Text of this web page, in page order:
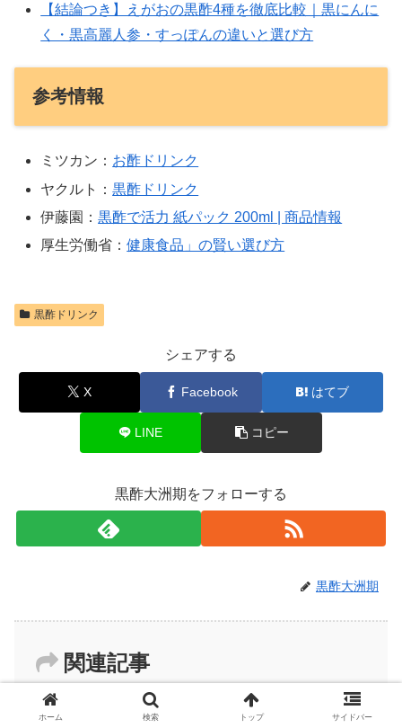
【結論つき】えがおの黒酢4種を徹底比較｜黒にんに
く・黒高麗人参・すっぽんの違いと選び方
参考情報
ミツカン： お酢ドリンク
ヤクルト：黒酢ドリンク
伊藤園：黒酢で活力 紙パック 200ml | 商品情報
厚生労働省：健康食品」の賢い選び方
黒酢ドリンク
シェアする
X Facebook はてブ
LINE コピー
黒酢大洲期をフォローする
黒酢大洲期
関連記事
ホーム 検索 トップ サイドバー